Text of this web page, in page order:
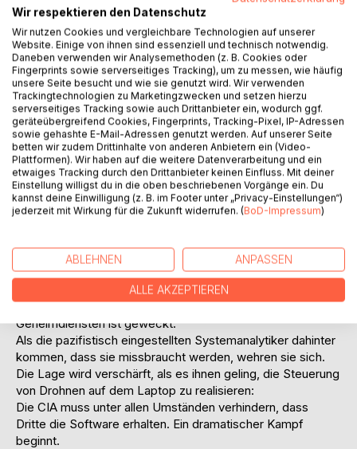
BESCHREIBUNG
Einer kleinen Gruppe von älteren Systemanalytikern wird ein
interessanter Auftrag erteilt: Koordinierung von
Flugbewegungen auf kleinen Flugplätzen. Die besondere
Schwierigkeit besteht darin, dass die Steuerung auf einem
Laptop erfolgen soll – eine normalerweise nicht lösbare
Aufgabe.
Auftraggeber ist eine amerikanische Softwarefirma. Sie ist
von der CIA gegründet worden. Ziel ist es, Erkenntnisse
Software auch für militärischen Einsatz – etwa Steuerung
von Kampfdrohnen – nutzbar ist, streut die CIA das
Gerücht, dass in Hamburg ein geheimes militärisches
Softwareprojekt entwickelt wird. Das Interesse von
Geheimdiensten ist geweckt.
Als die pazifistisch eingestellten Systemanalytiker dahinter
kommen, dass sie missbraucht werden, wehren sie sich.
Die Lage wird verschärft, als es ihnen geling, die Steuerung
von Drohnen auf dem Laptop zu realisieren:
Die CIA muss unter allen Umständen verhindern, dass
Dritte die Software erhalten. Ein dramatischer Kampf
beginnt.
Wir respektieren den Datenschutz
Wir nutzen Cookies und vergleichbare Technologien auf unserer
Website. Einige von ihnen sind essenziell und technisch notwendig.
Daneben verwenden wir Analysemethoden (z. B. Cookies oder
Fingerprints sowie serverseitiges Tracking), um zu messen, wie häufig
unsere Seite besucht und wie sie genutzt wird. Wir verwenden
Trackingtechnologien zu Marketingzwecken und setzen hierzu
serverseitiges Tracking sowie auch Drittanbieter ein, wodurch ggf.
geräteübergreifend Cookies, Fingerprints, Tracking-Pixel, IP-Adressen
sowie gehashte E-Mail-Adressen genutzt werden. Auf unserer Seite
betten wir zudem Drittinhalte von anderen Anbietern ein (Video-
Plattformen). Wir haben auf die weitere Datenverarbeitung und ein
etwaiges Tracking durch den Drittanbieter keinen Einfluss. Mit deiner
Einstellung willigst du in die oben beschriebenen Vorgänge ein. Du
kannst deine Einwilligung (z. B. im Footer unter „Privacy-Einstellungen“)
jederzeit mit Wirkung für die Zukunft widerrufen. (BoD-Impressum)
ABLEHNEN ANPASSEN
ALLE AKZEPTIEREN